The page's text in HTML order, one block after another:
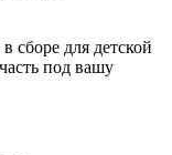
сборе для детской
под вашу